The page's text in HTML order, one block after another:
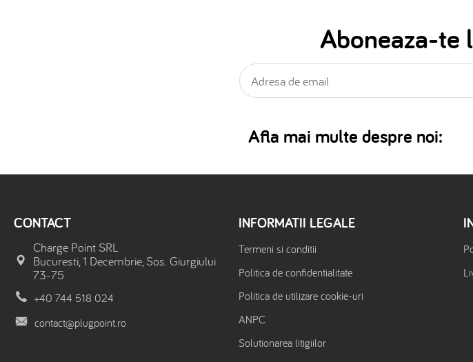
Aboneaza-te
Afla mai multe despre noi:
CONTACT
Charge Point SRL
Bucuresti, 1 Decembrie, Sos. Giurgiului
73-75
+40 744 518 024
contact@plugpoint.ro
INFORMATII LEGALE
Termeni si conditii
Politica de confidentialitate
Politica de utilizare cookie-uri
ANPC
Solutionarea litigiilor